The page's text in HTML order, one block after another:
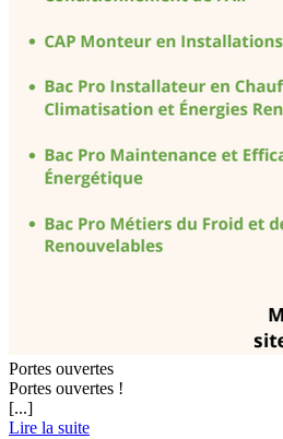
Portes ouvertes
Portes ouvertes !
[...]
Lire la suite